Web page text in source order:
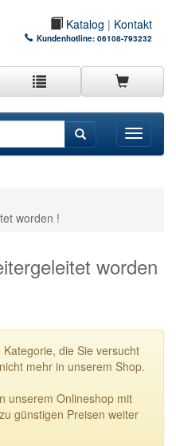
Katalog | Kontakt
Kundenhotline: 06108-793232
Toggle
worden !
worden
die Sie versucht
mehr in unserem Shop.
unserem Onlineshop mit
günstigen Preisen weiter